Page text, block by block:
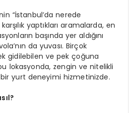
“İstanbul’da nerede
yaptıkları aramalarda, en
başında yer aldığını
da yuvası. Birçok
gidilebilen ve pek çoğuna
lokasyonda, zengin ve nitelikli
yurt deneyimi hizmetinizde.